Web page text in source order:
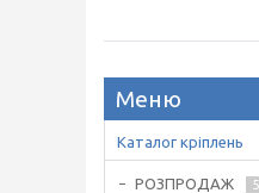
Каталог кріплень
РОЗПРОДАЖ